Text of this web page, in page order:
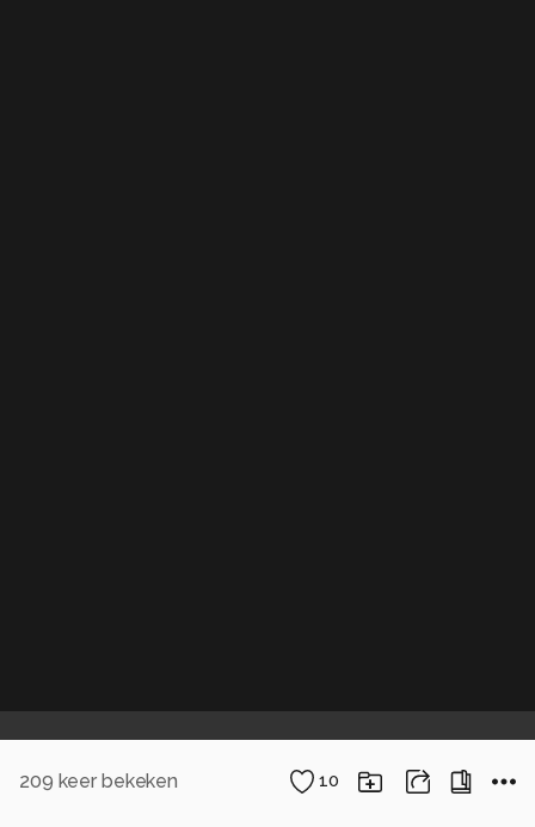
209 keer bekeken 10